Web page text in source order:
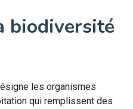
biodiversité
les organismes
qui remplissent des